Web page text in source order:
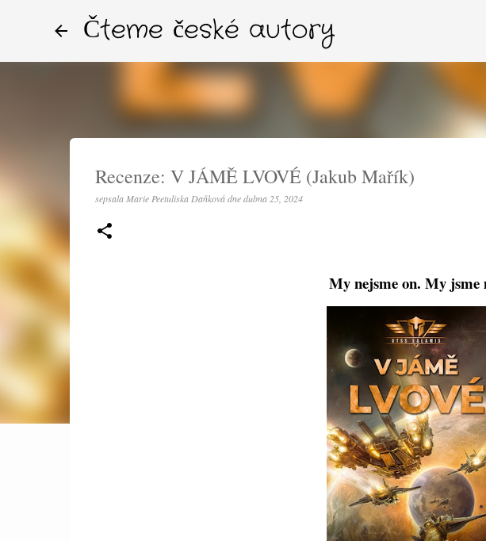
Čteme české autory
Recenze: V JÁMĚ LVOVÉ (Jakub Mařík)
sepsala Marie Peetuliska Daňková dnedubna 25, 2024
My nejsme on. My jsme